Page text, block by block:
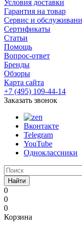
Условия доставки
Гарантия на товар
Сервис и
Сертификаты
Статьи
Помощь
Вопрос-ответ
Бренды
Обзоры
Карта сайта
+7 (495) 109-44-14
Заказать звонок
Вконтакте
Telegram
YouTube
Одноклассники
Найти
0
0
0
Корзина